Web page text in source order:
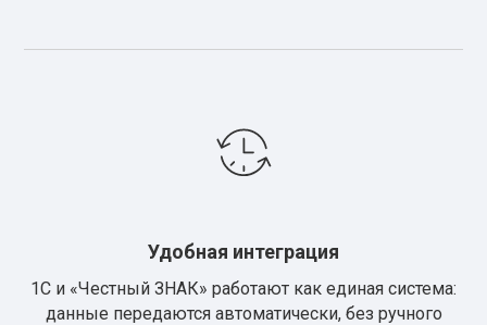
Удобная интеграция
1С и «Честный ЗНАК» работают как единая система:
данные передаются автоматически, без ручного